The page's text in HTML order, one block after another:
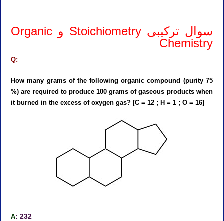
سوال ترکیبی Stoichiometry و Organic
Chemistry
Q:
How many grams of the following organic compound (purity 75
%) are required to produce 100 grams of gaseous products when
it burned in the excess of oxygen gas? [C = 12 ; H = 1 ; O = 16]
A: 232